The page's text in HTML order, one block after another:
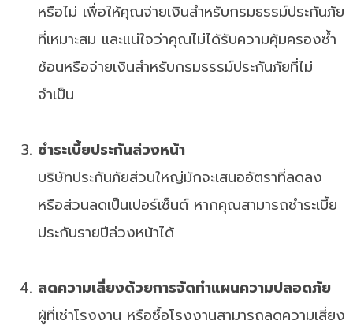
หรือไม่ เพื่อให้คุณจ่ายเงินสำหรับกรมธรรม์ประกันภัย
ที่เหมาะสม และแน่ใจว่าคุณไม่ได้รับความคุ้มครองซ้ำ
ซ้อนหรือจ่ายเงินสำหรับกรมธรรม์ประกันภัยที่ไม่
จำเป็น
ชำระเบี้ยประกันล่วงหน้า
บริษัทประกันภัยส่วนใหญ่มักจะเสนออัตราที่ลดลง
หรือส่วนลดเป็นเปอร์เซ็นต์ หากคุณสามารถชำระเบี้ย
ประกันรายปีล่วงหน้าได้
ลดความเสี่ยงด้วยการจัดทำแผนความปลอดภัย
ผู้ที่เช่าโรงงาน หรือซื้อโรงงานสามารถลดความเสี่ยง